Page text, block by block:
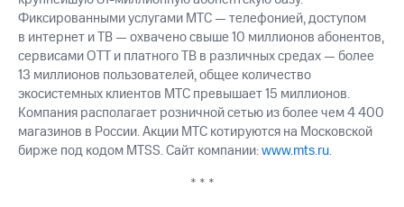
Фиксированными услугами МТС — телефонией, доступом
в интернет и ТВ — охвачено свыше 10 миллионов абонентов,
сервисами OTT и платного ТВ в различных средах — более
13 миллионов пользователей, общее количество
экосистемных клиентов МТС превышает 15 миллионов.
Компания располагает розничной сетью из более чем 4 400
магазинов в России. Акции МТС котируются на Московской
бирже под кодом MTSS. Сайт компании:www.mts.ru.
* * *